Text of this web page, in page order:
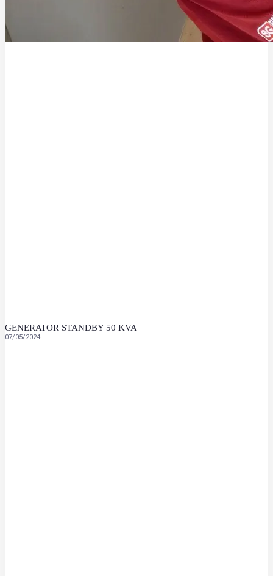
GENERATOR STANDBY 50 KVA
07/05/2024